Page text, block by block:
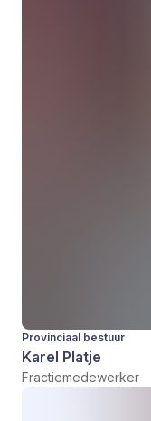
Provinciaal bestuur
Karel Platje
Fractiemedewerker